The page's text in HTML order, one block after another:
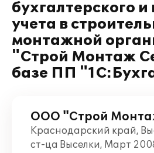
бухгалтерского и
учета в
монтажной
"Строй Монтаж
базе ПП
ООО "Строй
Краснодарский край,
ст-ца Выселки, Март